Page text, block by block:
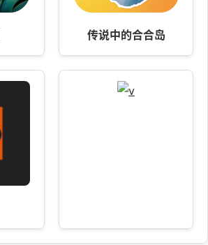
传说中的合合岛